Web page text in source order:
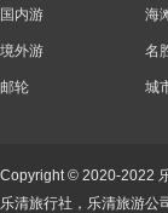
国内游
境外游
邮轮
海
名
城
Copyright © 2020-2022
乐清旅行社，乐清旅游公